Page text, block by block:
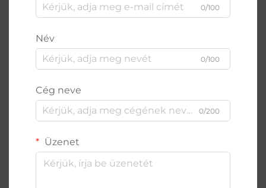
0/100
Név
0/100
Cég neve
0/200
Üzenet